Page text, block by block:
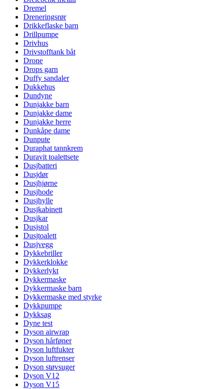
Dremel
Dreneringsrør
Drikkeflaske barn
Drillpumpe
Drivhus
Drivstofftank båt
Drone
Drops garn
Duffy sandaler
Dukkehus
Dundyne
Dunjakke barn
Dunjakke dame
Dunjakke herre
Dunkåpe dame
Dunpute
Duraphat tannkrem
Duravit toalettsete
Dusjbatteri
Dusjdør
Dusjhjørne
Dusjhode
Dusjhylle
Dusjkabinett
Dusjkar
Dusjstol
Dusjtoalett
Dusjvegg
Dykkebriller
Dykkerklokke
Dykkerlykt
Dykkermaske
Dykkermaske barn
Dykkermaske med styrke
Dykkpumpe
Dykksag
Dyne test
Dyson airwrap
Dyson hårføner
Dyson luftfukter
Dyson luftrenser
Dyson støvsuger
Dyson V12
Dyson V15